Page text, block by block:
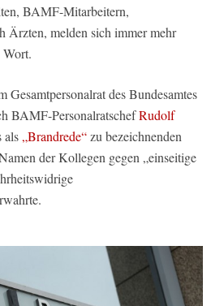
BAMF-Mitarbeitern,
Ärzten, melden sich immer mehr
Wort.
Gesamtpersonalrat des Bundesamtes
BAMF-PersonalratschefRudolf
als „Brandrede“zu bezeichnenden
der Kollegen gegen „einseitige